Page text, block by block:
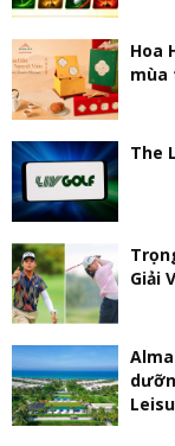
Hoa
mùa
The
Giải